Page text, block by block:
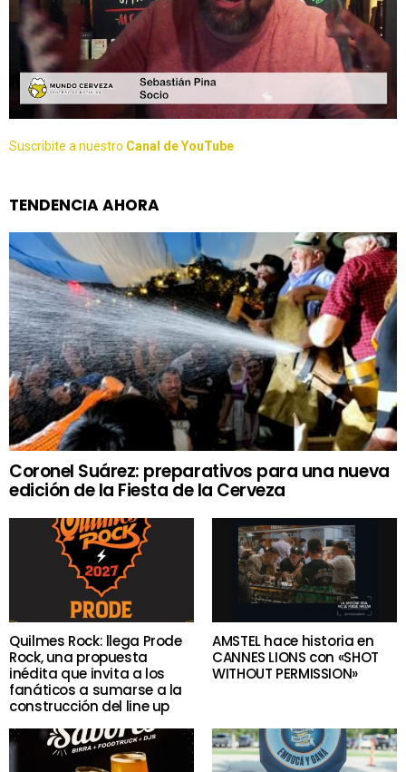
Suscribite a nuestro Canal de YouTube
TENDENCIA AHORA
Coronel Suárez: preparativos para una nueva
edición de la Fiesta de la Cerveza
Quilmes Rock: llega Prode
Rock, una propuesta
inédita que invita a los
fanáticos a sumarse a la
construcción del line up
AMSTEL hace historia en
CANNES LIONS con «SHOT
WITHOUT PERMISSION»